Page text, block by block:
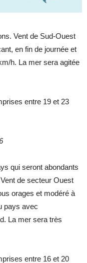
Vent de Sud-Ouest
en fin de journée et
h. La mer sera agitée
entre 19 et 23
qui seront abondants
de secteur Ouest
orages et modéré à
pays avec
La mer sera très
entre 16 et 20